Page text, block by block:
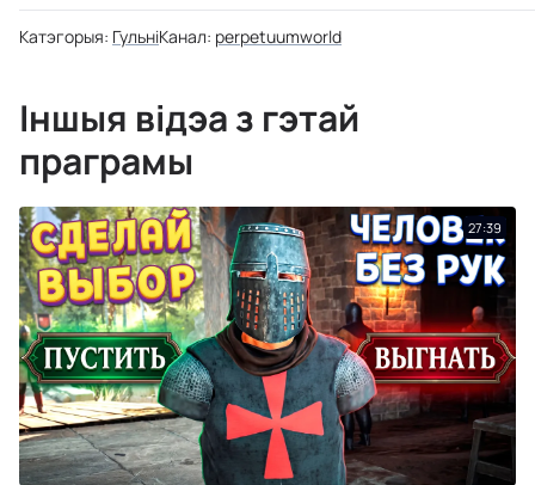
Катэгорыя: ГульніКанал: perpetuumworld
Іншыя відэа з гэтай
праграмы
27:39